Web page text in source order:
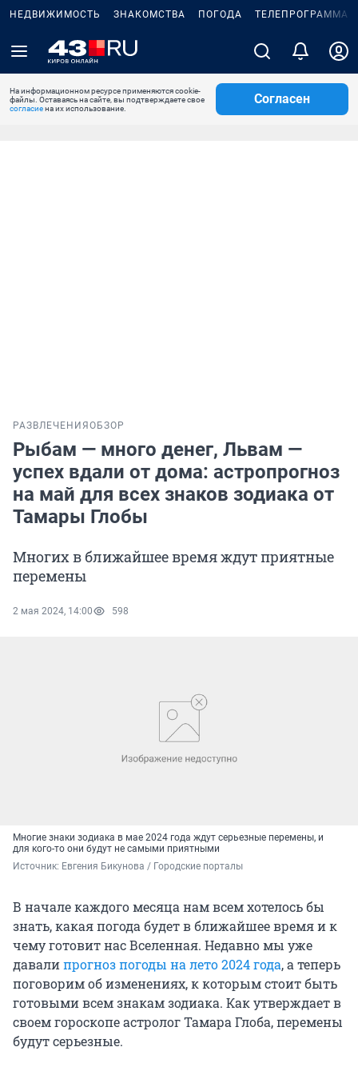
НЕДВИЖИМОСТЬ ЗНАКОМСТВА ПОГОДА ТЕЛЕПРОГРАММА
На информационном ресурсе применяются cookie-
файлы. Оставаясь на сайте, вы подтверждаете свое
согласиена их использование.
Согласен
РАЗВЛЕЧЕНИЯ ОБЗОР
Рыбам — много денег, Львам —
успех вдали от дома: астропрогноз
на май для всех знаков зодиака от
Тамары Глобы
Многих в ближайшее время ждут приятные
перемены
2 мая 2024, 14:00 598
Многие знаки зодиака в мае 2024 года ждут серьезные перемены, и
для кого-то они будут не самыми приятными
Источник: Евгения Бикунова / Городские порталы
В начале каждого месяца нам всем хотелось бы
знать, какая погода будет в ближайшее время и к
чему готовит нас Вселенная. Недавно мы уже
давалипрогноз погоды на лето 2024 года, а теперь
поговорим об изменениях, к которым стоит быть
готовыми всем знакам зодиака. Как утверждает в
своем гороскопе астролог Тамара Глоба, перемены
будут серьезные.